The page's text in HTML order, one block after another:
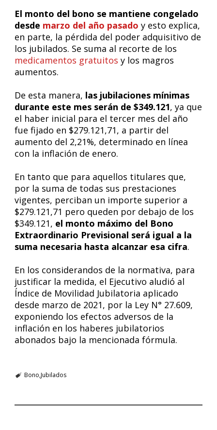
El monto del bono se mantiene congelado
desde marzo del año pasado y esto explica,
en parte, la pérdida del poder adquisitivo de
los jubilados. Se suma al recorte de los
medicamentos gratuitos y los magros
aumentos.
De esta manera, las jubilaciones mínimas
durante este mes serán de $349.121, ya que
el haber inicial para el tercer mes del año
fue fijado en $279.121,71, a partir del
aumento del 2,21%, determinado en línea
con la inflación de enero.
En tanto que para aquellos titulares que,
por la suma de todas sus prestaciones
vigentes, perciban un importe superior a
$279.121,71 pero queden por debajo de los
$349.121, el monto máximo del Bono
Extraordinario Previsional será igual a la
suma necesaria hasta alcanzar esa cifra.
En los considerandos de la normativa, para
justificar la medida, el Ejecutivo aludió al
Índice de Movilidad Jubilatoria aplicado
desde marzo de 2021, por la Ley N° 27.609,
exponiendo los efectos adversos de la
inflación en los haberes jubilatorios
abonados bajo la mencionada fórmula.
Bono Jubilados